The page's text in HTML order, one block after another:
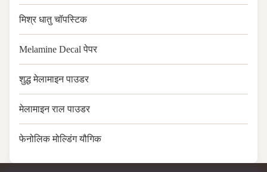
मिश्र धातु चॉपस्टिक
Melamine Decal पेपर
शुद्ध मेलामाइन पाउडर
मेलामाइन राल पाउडर
फेनोलिक मोल्डिंग यौगिक